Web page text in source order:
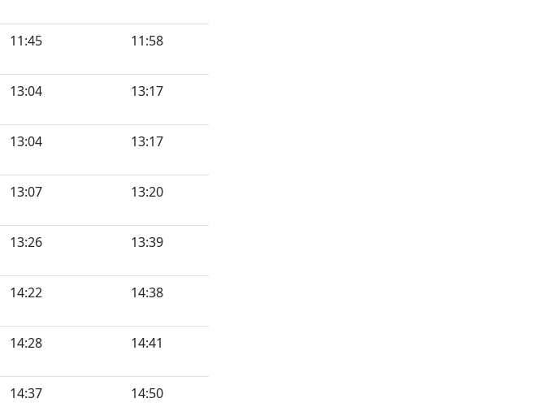
11:45 11:58
13:04 13:17
13:04 13:17
13:07 13:20
13:26 13:39
14:22 14:38
14:28 14:41
14:37 14:50